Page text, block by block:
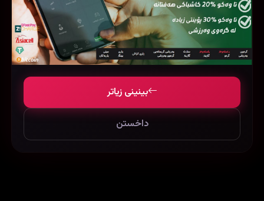
79150
Kaal (2005)
40299
771873
بینینی زیاتر
داخستن